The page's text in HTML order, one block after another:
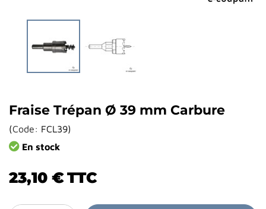
Fraise Trépan Ø 39 mm Carbure
(Code: FCL39)
En stock
23,10 €TTC